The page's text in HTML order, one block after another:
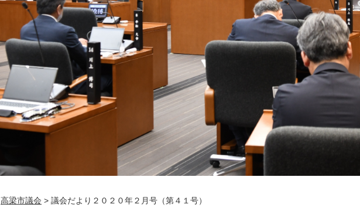
高梁市議会 > 議会だより２０２０年２月号（第４１号）